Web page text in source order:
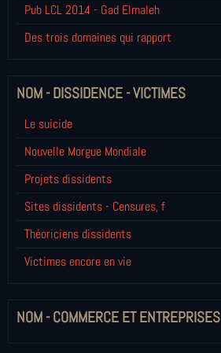
Pub LCL 2014 - Gad Elmaleh
Des trois domaines qui rapport
NOM - DISSIDENCE - VICTIMES
Le suicide
Nouvelle Morgue Mondiale
Projets dissidents
Sites dissidents - Censures, f
Théoriciens dissidents
Victimes encore en vie
NOM - COMMERCE ET ENTREPRISES